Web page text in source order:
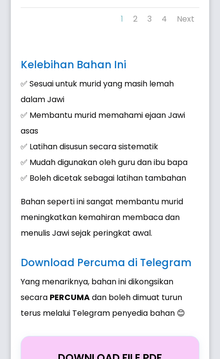
1 2 3 4 Next
Kelebihan Bahan Ini
✅ Sesuai untuk murid yang masih lemah
dalam Jawi
✅ Membantu murid memahami ejaan Jawi
asas
✅ Latihan disusun secara sistematik
✅ Mudah digunakan oleh guru dan ibu bapa
✅ Boleh dicetak sebagai latihan tambahan
Bahan seperti ini sangat membantu murid
meningkatkan kemahiran membaca dan
menulis Jawi sejak peringkat awal.
Download Percuma di Telegram
Yang menariknya, bahan ini dikongsikan
secara PERCUMAdan boleh dimuat turun
terus melalui Telegram penyedia bahan 😊